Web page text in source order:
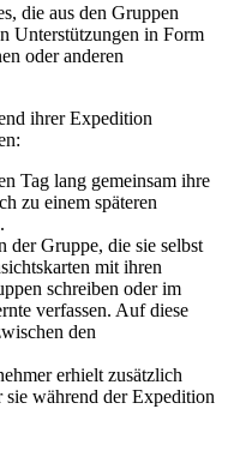
die aus den Gruppen
Unterstützungen in Form
oder anderen
ihrer Expedition
Tag lang gemeinsam ihre
zu einem späteren
Gruppe, die sie selbst
mit ihren
schreiben oder im
verfassen. Auf diese
den
erhielt zusätzlich
während der Expedition